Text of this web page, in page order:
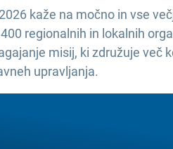
kaže na močno in vse
regionalnih in lokalnih
misij, ki združuje več
upravljanja.